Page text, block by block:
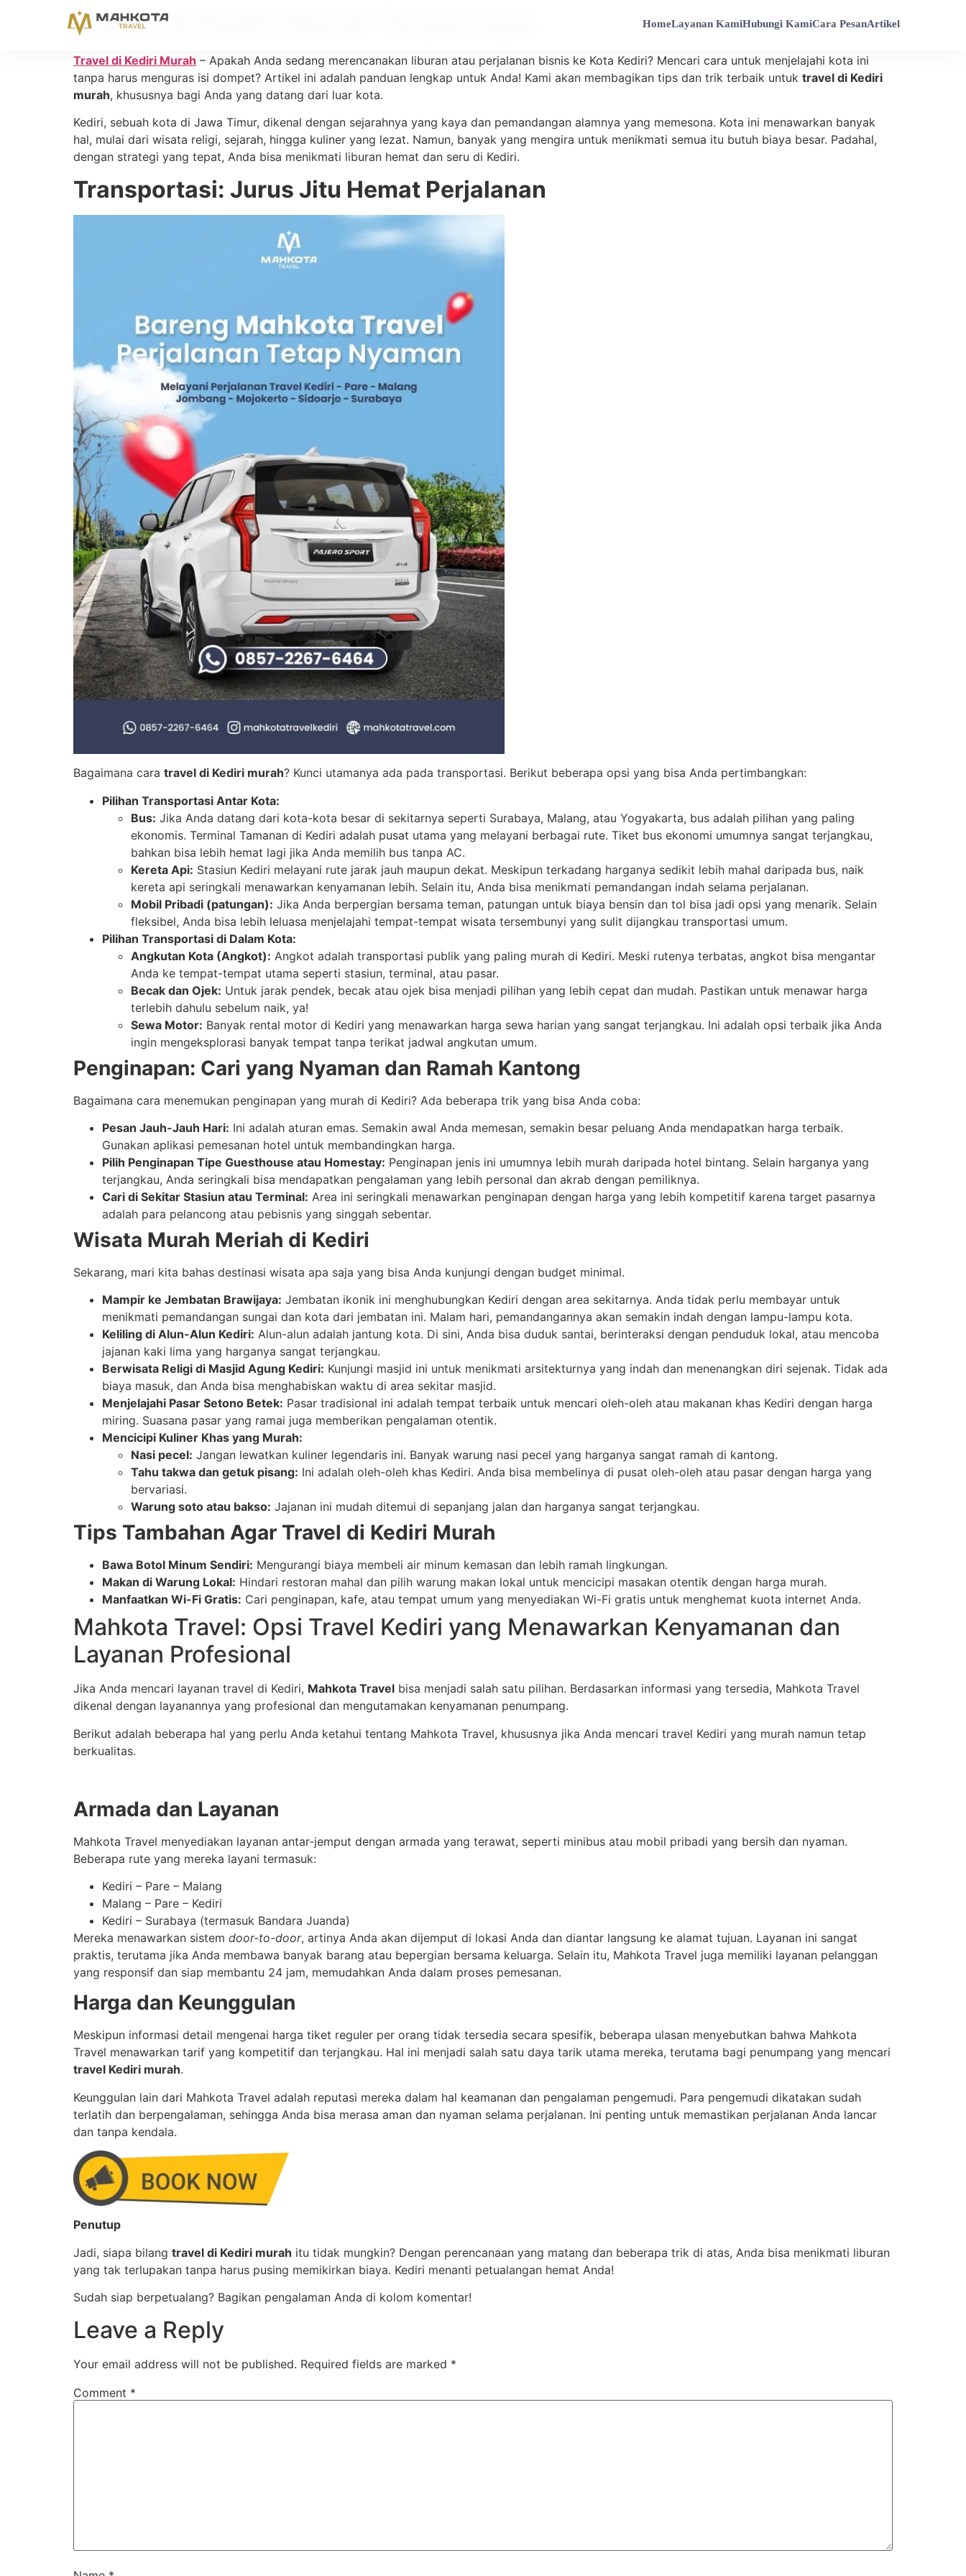
HomeLayanan KamiHubungi KamiCara PesanArtikel
Travel di Kediri Murah Terpercaya
Travel di Kediri Murah – Apakah Anda sedang merencanakan liburan atau perjalanan bisnis ke Kota Kediri? Mencari cara untuk menjelajahi kota ini
tanpa harus menguras isi dompet? Artikel ini adalah panduan lengkap untuk Anda! Kami akan membagikan tips dan trik terbaik untuk travel di Kediri
murah, khususnya bagi Anda yang datang dari luar kota.
Kediri, sebuah kota di Jawa Timur, dikenal dengan sejarahnya yang kaya dan pemandangan alamnya yang memesona. Kota ini menawarkan banyak
hal, mulai dari wisata religi, sejarah, hingga kuliner yang lezat. Namun, banyak yang mengira untuk menikmati semua itu butuh biaya besar. Padahal,
dengan strategi yang tepat, Anda bisa menikmati liburan hemat dan seru di Kediri.
Transportasi: Jurus Jitu Hemat Perjalanan
Bagaimana cara travel di Kediri murah? Kunci utamanya ada pada transportasi. Berikut beberapa opsi yang bisa Anda pertimbangkan:
Pilihan Transportasi Antar Kota:
Bus: Jika Anda datang dari kota-kota besar di sekitarnya seperti Surabaya, Malang, atau Yogyakarta, bus adalah pilihan yang paling
ekonomis. Terminal Tamanan di Kediri adalah pusat utama yang melayani berbagai rute. Tiket bus ekonomi umumnya sangat terjangkau,
bahkan bisa lebih hemat lagi jika Anda memilih bus tanpa AC.
Kereta Api: Stasiun Kediri melayani rute jarak jauh maupun dekat. Meskipun terkadang harganya sedikit lebih mahal daripada bus, naik
kereta api seringkali menawarkan kenyamanan lebih. Selain itu, Anda bisa menikmati pemandangan indah selama perjalanan.
Mobil Pribadi (patungan): Jika Anda berpergian bersama teman, patungan untuk biaya bensin dan tol bisa jadi opsi yang menarik. Selain
fleksibel, Anda bisa lebih leluasa menjelajahi tempat-tempat wisata tersembunyi yang sulit dijangkau transportasi umum.
Pilihan Transportasi di Dalam Kota:
Angkutan Kota (Angkot): Angkot adalah transportasi publik yang paling murah di Kediri. Meski rutenya terbatas, angkot bisa mengantar
Anda ke tempat-tempat utama seperti stasiun, terminal, atau pasar.
Becak dan Ojek: Untuk jarak pendek, becak atau ojek bisa menjadi pilihan yang lebih cepat dan mudah. Pastikan untuk menawar harga
terlebih dahulu sebelum naik, ya!
Sewa Motor: Banyak rental motor di Kediri yang menawarkan harga sewa harian yang sangat terjangkau. Ini adalah opsi terbaik jika Anda
ingin mengeksplorasi banyak tempat tanpa terikat jadwal angkutan umum.
Penginapan: Cari yang Nyaman dan Ramah Kantong
Bagaimana cara menemukan penginapan yang murah di Kediri? Ada beberapa trik yang bisa Anda coba:
Pesan Jauh-Jauh Hari: Ini adalah aturan emas. Semakin awal Anda memesan, semakin besar peluang Anda mendapatkan harga terbaik.
Gunakan aplikasi pemesanan hotel untuk membandingkan harga.
Pilih Penginapan Tipe Guesthouse atau Homestay: Penginapan jenis ini umumnya lebih murah daripada hotel bintang. Selain harganya yang
terjangkau, Anda seringkali bisa mendapatkan pengalaman yang lebih personal dan akrab dengan pemiliknya.
Cari di Sekitar Stasiun atau Terminal: Area ini seringkali menawarkan penginapan dengan harga yang lebih kompetitif karena target pasarnya
adalah para pelancong atau pebisnis yang singgah sebentar.
Wisata Murah Meriah di Kediri
Sekarang, mari kita bahas destinasi wisata apa saja yang bisa Anda kunjungi dengan budget minimal.
Mampir ke Jembatan Brawijaya: Jembatan ikonik ini menghubungkan Kediri dengan area sekitarnya. Anda tidak perlu membayar untuk
menikmati pemandangan sungai dan kota dari jembatan ini. Malam hari, pemandangannya akan semakin indah dengan lampu-lampu kota.
Keliling di Alun-Alun Kediri: Alun-alun adalah jantung kota. Di sini, Anda bisa duduk santai, berinteraksi dengan penduduk lokal, atau mencoba
jajanan kaki lima yang harganya sangat terjangkau.
Berwisata Religi di Masjid Agung Kediri: Kunjungi masjid ini untuk menikmati arsitekturnya yang indah dan menenangkan diri sejenak. Tidak ada
biaya masuk, dan Anda bisa menghabiskan waktu di area sekitar masjid.
Menjelajahi Pasar Setono Betek: Pasar tradisional ini adalah tempat terbaik untuk mencari oleh-oleh atau makanan khas Kediri dengan harga
miring. Suasana pasar yang ramai juga memberikan pengalaman otentik.
Mencicipi Kuliner Khas yang Murah:
Nasi pecel: Jangan lewatkan kuliner legendaris ini. Banyak warung nasi pecel yang harganya sangat ramah di kantong.
Tahu takwa dan getuk pisang: Ini adalah oleh-oleh khas Kediri. Anda bisa membelinya di pusat oleh-oleh atau pasar dengan harga yang
bervariasi.
Warung soto atau bakso: Jajanan ini mudah ditemui di sepanjang jalan dan harganya sangat terjangkau.
Tips Tambahan Agar Travel di Kediri Murah
Bawa Botol Minum Sendiri: Mengurangi biaya membeli air minum kemasan dan lebih ramah lingkungan.
Makan di Warung Lokal: Hindari restoran mahal dan pilih warung makan lokal untuk mencicipi masakan otentik dengan harga murah.
Manfaatkan Wi-Fi Gratis: Cari penginapan, kafe, atau tempat umum yang menyediakan Wi-Fi gratis untuk menghemat kuota internet Anda.
Mahkota Travel: Opsi Travel Kediri yang Menawarkan Kenyamanan dan
Layanan Profesional
Jika Anda mencari layanan travel di Kediri, Mahkota Travel bisa menjadi salah satu pilihan. Berdasarkan informasi yang tersedia, Mahkota Travel
dikenal dengan layanannya yang profesional dan mengutamakan kenyamanan penumpang.
Berikut adalah beberapa hal yang perlu Anda ketahui tentang Mahkota Travel, khususnya jika Anda mencari travel Kediri yang murah namun tetap
berkualitas.
Armada dan Layanan
Mahkota Travel menyediakan layanan antar-jemput dengan armada yang terawat, seperti minibus atau mobil pribadi yang bersih dan nyaman.
Beberapa rute yang mereka layani termasuk:
Kediri – Pare – Malang
Malang – Pare – Kediri
Kediri – Surabaya (termasuk Bandara Juanda)
Mereka menawarkan sistem door-to-door, artinya Anda akan dijemput di lokasi Anda dan diantar langsung ke alamat tujuan. Layanan ini sangat
praktis, terutama jika Anda membawa banyak barang atau bepergian bersama keluarga. Selain itu, Mahkota Travel juga memiliki layanan pelanggan
yang responsif dan siap membantu 24 jam, memudahkan Anda dalam proses pemesanan.
Harga dan Keunggulan
Meskipun informasi detail mengenai harga tiket reguler per orang tidak tersedia secara spesifik, beberapa ulasan menyebutkan bahwa Mahkota
Travel menawarkan tarif yang kompetitif dan terjangkau. Hal ini menjadi salah satu daya tarik utama mereka, terutama bagi penumpang yang mencari
travel Kediri murah.
Keunggulan lain dari Mahkota Travel adalah reputasi mereka dalam hal keamanan dan pengalaman pengemudi. Para pengemudi dikatakan sudah
terlatih dan berpengalaman, sehingga Anda bisa merasa aman dan nyaman selama perjalanan. Ini penting untuk memastikan perjalanan Anda lancar
dan tanpa kendala.
Penutup
Jadi, siapa bilang travel di Kediri murah itu tidak mungkin? Dengan perencanaan yang matang dan beberapa trik di atas, Anda bisa menikmati liburan
yang tak terlupakan tanpa harus pusing memikirkan biaya. Kediri menanti petualangan hemat Anda!
Sudah siap berpetualang? Bagikan pengalaman Anda di kolom komentar!
Leave a Reply
Your email address will not be published. Required fields are marked *
Comment *